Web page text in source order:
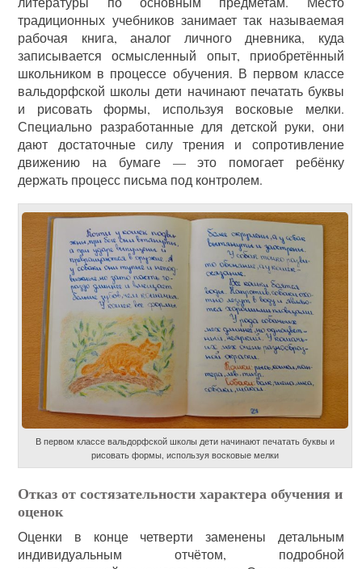
традиционных учебников занимает так называемая
рабочая книга, аналог личного дневника, куда
записывается осмысленный опыт, приобретённый
школьником в процессе обучения. В первом классе
вальдорфской школы дети начинают печатать буквы
и рисовать формы, используя восковые мелки.
Специально разработанные для детской руки, они
дают достаточные силу трения и сопротивление
движению на бумаге — это помогает ребёнку
держать процесс письма под контролем.
В первом классе вальдорфской школы дети начинают печатать буквы и
рисовать формы, используя восковые мелки
Отказ от состязательности характера обучения и
оценок
Оценки в конце четверти заменены детальным
индивидуальным отчётом, подробной